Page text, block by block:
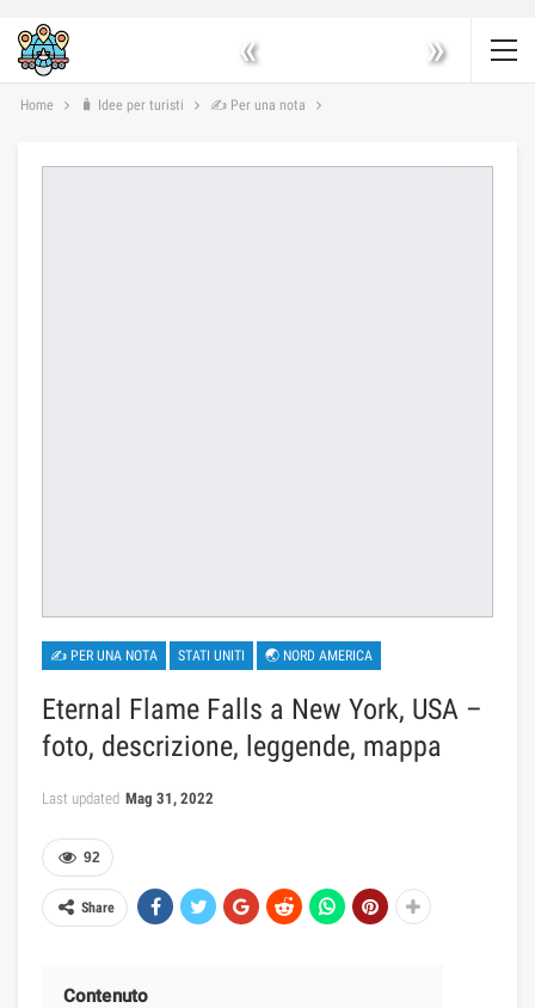
« »
Home 🧳 Idee per turisti ✍ Per una nota
✍ PER UNA NOTA STATI UNITI 🌏 NORD AMERICA
Eternal Flame Falls a New York, USA –
foto, descrizione, leggende, mappa
Last updated Mag 31, 2022
92
Share
Contenuto